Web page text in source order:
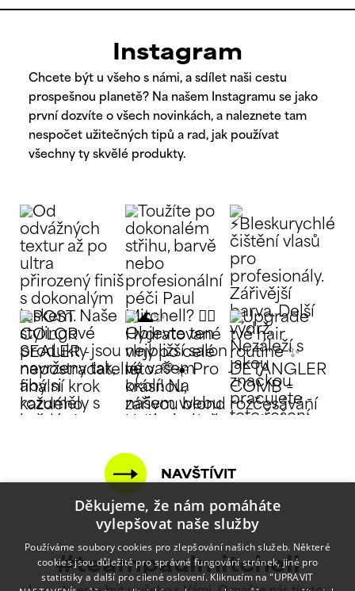
Instagram
Chcete být u všeho s námi, a sdílet naši cestu
prospešnou planetě? Na našem Instagramu se jako
první dozvíte o všech novinkách, a naleznete tam
nespočet užitečných tipů a rad, jak používat
všechny ty skvělé produkty.
NAVŠTÍVIT
#teampaulmitchell
Děkujeme, že nám pomáháte
vylepšovat naše služby
Používáme soubory cookies pro zlepšování našich služeb. Některé
cookies jsou důležité pro správné fungování stránek, jiné pro
statistiky a další pro cílené oslovení. Kliknutím na "UPRAVIT